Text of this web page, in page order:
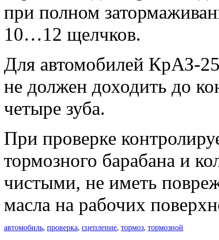
при полном
10…12 щелчков.
Для автомобилей КрАЗ-
не должен доходить до
четыре зуба.
При проверке
тормозного барабана и
чистыми, не иметь
масла на рабочих
автомобиль, проверка, сцепление, тормоз, тормозной